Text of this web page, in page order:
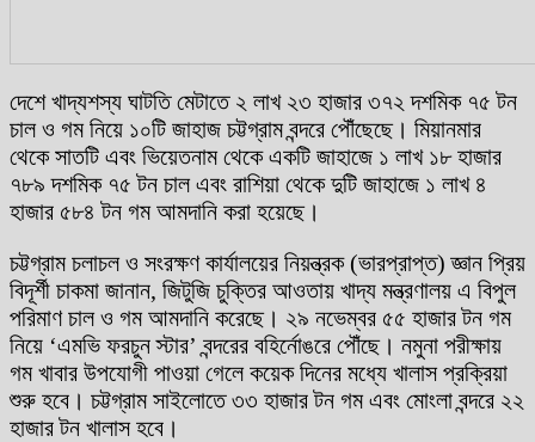
দেশে খাদ্যশস্য ঘাটতি মেটাতে ২ লাখ ২৩ হাজার ৩৭২ দশমিক ৭৫ টন
চাল ও গম নিয়ে ১০টি জাহাজ চট্টগ্রাম বন্দরে পৌঁছেছে। মিয়ানমার
থেকে সাতটি এবং ভিয়েতনাম থেকে একটি জাহাজে ১ লাখ ১৮ হাজার
৭৮৯ দশমিক ৭৫ টন চাল এবং রাশিয়া থেকে দুটি জাহাজে ১ লাখ ৪
হাজার ৫৮৪ টন গম আমদানি করা হয়েছে।
চট্টগ্রাম চলাচল ও সংরক্ষণ কার্যালয়ের নিয়ন্ত্রক (ভারপ্রাপ্ত) জ্ঞান প্রিয়
বিদূর্শী চাকমা জানান, জিটুজি চুক্তির আওতায় খাদ্য মন্ত্রণালয় এ বিপুল
পরিমাণ চাল ও গম আমদানি করেছে। ২৯ নভেম্বর ৫৫ হাজার টন গম
নিয়ে ‘এমভি ফরচুন স্টার’ বন্দরের বহির্নোঙরে পৌঁছে। নমুনা পরীক্ষায়
গম খাবার উপযোগী পাওয়া গেলে কয়েক দিনের মধ্যে খালাস প্রক্রিয়া
শুরু হবে। চট্টগ্রাম সাইলোতে ৩৩ হাজার টন গম এবং মোংলা বন্দরে ২২
হাজার টন খালাস হবে।